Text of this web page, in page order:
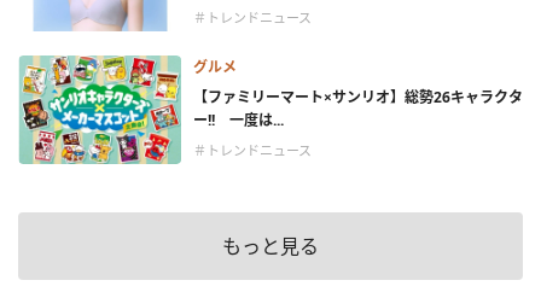
＃トレンドニュース
グルメ
【ファミリーマート×サンリオ】総勢26キャラクタ
ー!! 一度は...
＃トレンドニュース
もっと見る